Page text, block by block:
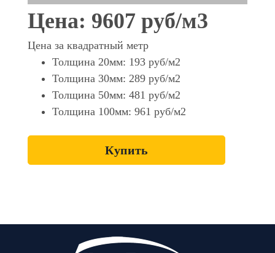
Цена: 9607 руб/м3
Цена за квадратный метр
Толщина 20мм: 193 руб/м2
Толщина 30мм: 289 руб/м2
Толщина 50мм: 481 руб/м2
Толщина 100мм: 961 руб/м2
Купить